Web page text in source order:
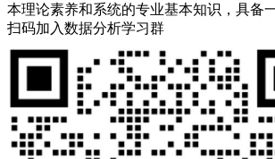
本理论素养和系统的专业基本知识，具备
扫码加入数据分析学习群